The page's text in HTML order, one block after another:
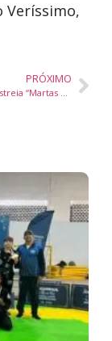
Veríssimo,
PRÓXIMO
Jean Smekatz estreia “Martas & Marias” na Galeria 33 Performance homenageia mulheres marcantes da dança e da vida do artista joinvilense